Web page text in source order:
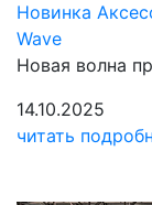
Новинка
Wave
Новая волна
14.10.2025
читать